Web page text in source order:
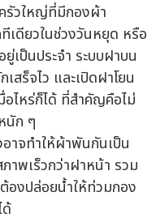
รัวใหญ่ที่มีกองผ้า
เดียวในช่วงวันหยุด หรือ
ป็นประจำ ระบบฝาบน
สร็จไว และเปิดฝาโยน
ไหร่ก็ได้ ที่สำคัญคือไม่
นัก ๆ
าจทำให้ผ้าพันกันเป็น
าพเร็วกว่าฝาหน้า รวม
องปล่อยน้ำให้ท่วมกอง